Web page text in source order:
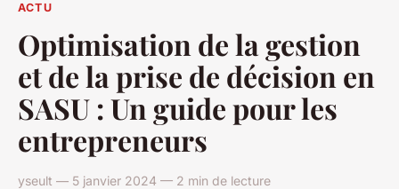
ACTU
Optimisation de la gestion
et de la prise de décision en
SASU : Un guide pour les
entrepreneurs
yseult — 5 janvier 2024 — 2 min de lecture